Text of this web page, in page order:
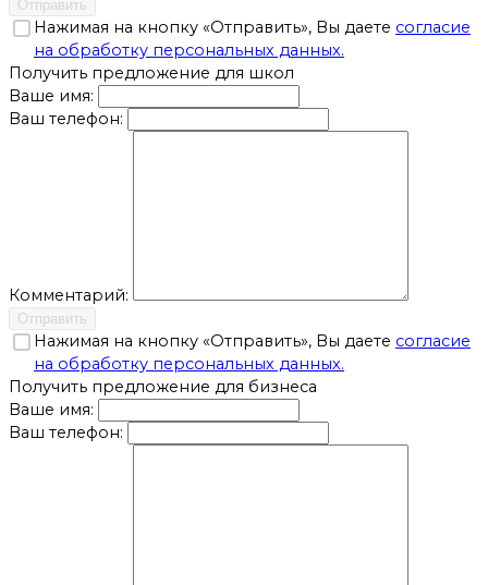
Отправить
Нажимая на кнопку «Отправить», Вы даете согласие
на обработку персональных данных.
Получить предложение для школ
Ваше имя:
Ваш телефон:
Комментарий:
Отправить
Нажимая на кнопку «Отправить», Вы даете согласие
на обработку персональных данных.
Получить предложение для бизнеса
Ваше имя:
Ваш телефон: